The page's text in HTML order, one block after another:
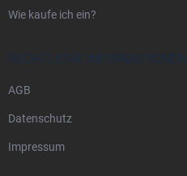
Wie kaufe ich ein?
RECHTLICHE INFORMATIONEN
AGB
Datenschutz
Impressum